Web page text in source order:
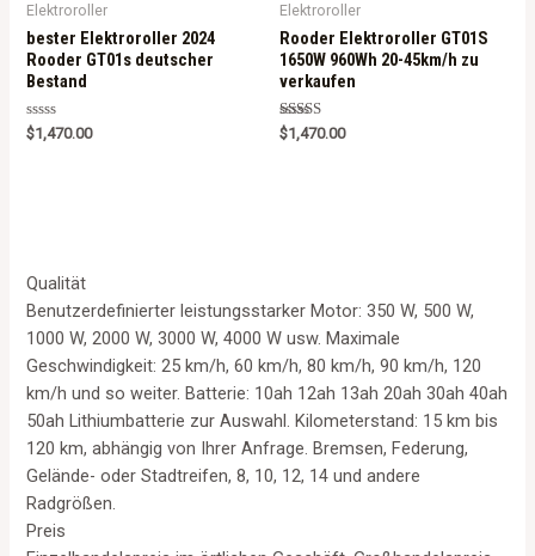
Elektroroller
bester Elektroroller 2024
Rooder GT01s deutscher
Bestand
Rated
0
$1,470.00
Elektroroller
Rooder Elektroroller GT01S
1650W 960Wh 20-45km/h zu
verkaufen
Rated
5.00
$1,470.00
Qualität
Benutzerdefinierter leistungsstarker Motor: 350 W, 500 W,
1000 W, 2000 W, 3000 W, 4000 W usw. Maximale
Geschwindigkeit: 25 km/h, 60 km/h, 80 km/h, 90 km/h, 120
km/h und so weiter. Batterie: 10ah 12ah 13ah 20ah 30ah 40ah
50ah Lithiumbatterie zur Auswahl. Kilometerstand: 15 km bis
120 km, abhängig von Ihrer Anfrage. Bremsen, Federung,
Gelände- oder Stadtreifen, 8, 10, 12, 14 und andere
Radgrößen.
Preis